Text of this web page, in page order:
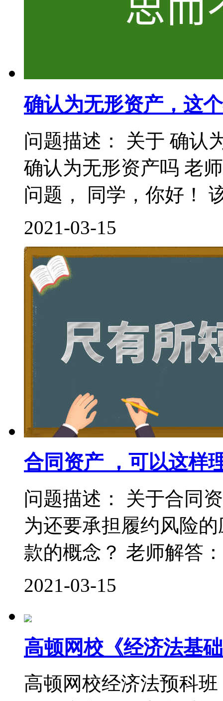
确认为无形资产，这
问题描述： 关于 确认
确认为无形资产吗 老
问题， 同学，你好！
2021-03-15
合同资产 ，可以这样
问题描述： 关于合同
为还要承担履约风险
款的概念？ 老师解答
2021-03-15
高顿网校《经济法基
高顿网校经济法预科